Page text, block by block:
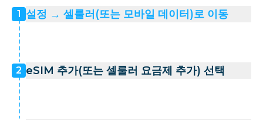
1 설정 → 셀룰러(또는 모바일 데이터)로 이동
2 eSIM 추가(또는 셀룰러 요금제 추가) 선택